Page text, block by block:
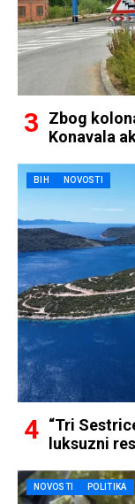
Zbog
Konavala
BIH NOVOSTI
“Tri
luksuzni
NOVOSTI POLITIKA